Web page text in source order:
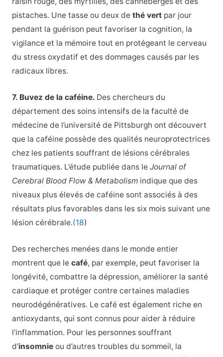
pistaches. Une tasse ou deux de thé vertpar jour
pendant la guérison peut favoriser la cognition, la
vigilance et la mémoire tout en protégeant le cerveau
du stress oxydatif et des dommages causés par les
radicaux libres.
7. Buvez de la caféine. Des chercheurs du
département des soins intensifs de la faculté de
médecine de l’université de Pittsburgh ont découvert
que la caféine possède des qualités neuroprotectrices
chez les patients souffrant de lésions cérébrales
traumatiques. L’étude publiée dans le Journal of
Cerebral Blood Flow & Metabolism indique que des
niveaux plus élevés de caféine sont associés à des
résultats plus favorables dans les six mois suivant une
lésion cérébrale.(18)
Des recherches menées dans le monde entier
montrent que lecafé, par exemple, peut favoriser la
longévité, combattre la dépression, améliorer la santé
cardiaque et protéger contre certaines maladies
neurodégénératives. Le café est également riche en
antioxydants, qui sont connus pour aider à réduire
l’inflammation. Pour les personnes souffrant
d’insomnie ou d’autres troubles du sommeil, la